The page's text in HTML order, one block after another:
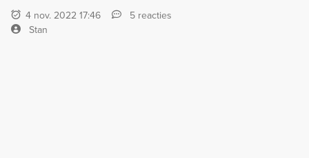
4 nov. 2022 17:46
5 reacties
Stan